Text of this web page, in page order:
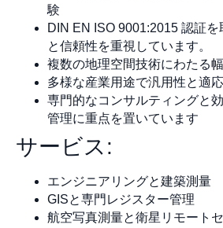
験
DIN EN ISO 9001:2015 認証
と信頼性を重視しています。
複数の地理空間技術にわたる
多様な産業用途で汎用性と適
専門的なコンサルティングと
管理に重点を置いています
サービス:
エンジニアリングと建築測量
GISと専門レジスター管理
航空写真測量と衛星リモート